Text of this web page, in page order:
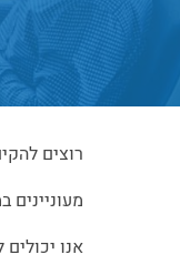
רוצים
אנו